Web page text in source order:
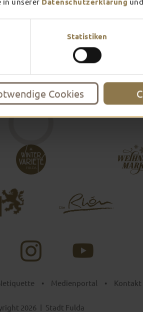
Statistiken
Cookies
• Medienportal • Kontakt
2026 | Stadt Fulda